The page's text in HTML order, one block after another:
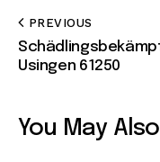
PREVIOUS
Usingen 61250
You May